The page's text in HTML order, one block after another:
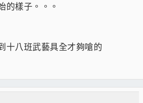
的樣子。。。
十八班武藝具全才夠嗆的